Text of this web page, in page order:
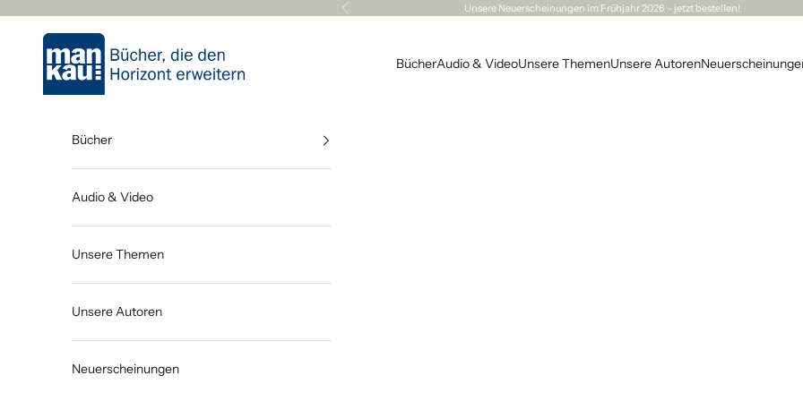
Zurück Unsere Neuerscheinungen im Frühjahr 2026 – jetzt bestellen!
Mankau Verlag
BücherAudio & VideoUnsere ThemenUnsere Autoren
Bücher
Audio & Video
Unsere Themen
Unsere Autoren
Neuerscheinungen